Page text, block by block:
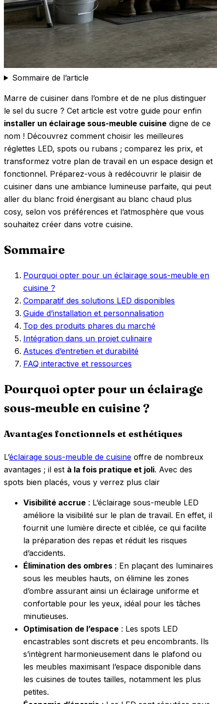
Sommaire de l’article
Marre de cuisiner dans l’ombre et de ne plus distinguer
le sel du sucre ? Cet article est votre guide pour enfin
installer un éclairage sous-meuble cuisine digne de ce
nom ! Découvrez comment choisir les meilleures
réglettes LED, spots ou rubans ; comparez les prix, et
transformez votre plan de travail en un espace design et
fonctionnel. Préparez-vous à redécouvrir le plaisir de
cuisiner dans une ambiance lumineuse parfaite, qui peut
aller du blanc froid énergisant au blanc chaud plus
cosy, selon vos préférences et l’atmosphère que vous
souhaitez créer dans votre cuisine.
Sommaire
Pourquoi opter pour un éclairage sous-meuble en
cuisine ?
Comparatif des solutions LED disponibles
Guide d’installation et personnalisation
Top des produits phares du marché
Intégration dans un projet culinaire
Astuces d’entretien et durabilité
FAQ interactive et ressources
Pourquoi opter pour un éclairage
sous-meuble en cuisine ?
Avantages fonctionnels et esthétiques
L’éclairage sous-meuble de cuisine offre de nombreux
avantages ; il est à la fois pratique et joli. Avec des
spots bien placés, vous y verrez plus clair
Visibilité accrue : L’éclairage sous-meuble LED
améliore la visibilité sur le plan de travail. En effet, il
fournit une lumière directe et ciblée, ce qui facilite
la préparation des repas et réduit les risques
d’accidents.
Élimination des ombres : En plaçant des luminaires
sous les meubles hauts, on élimine les zones
d’ombre assurant ainsi un éclairage uniforme et
confortable pour les yeux, idéal pour les tâches
minutieuses.
Optimisation de l’espace : Les spots LED
encastrables sont discrets et peu encombrants. Ils
s’intègrent harmonieusement dans le plafond ou
les meubles maximisant l’espace disponible dans
les cuisines de toutes tailles, notamment les plus
petites.